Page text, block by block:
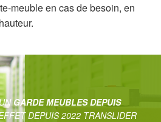
meuble en cas de besoin, en
GARDE MEUBLES DEPUIS
DEPUIS 2022 TRANSLIDER